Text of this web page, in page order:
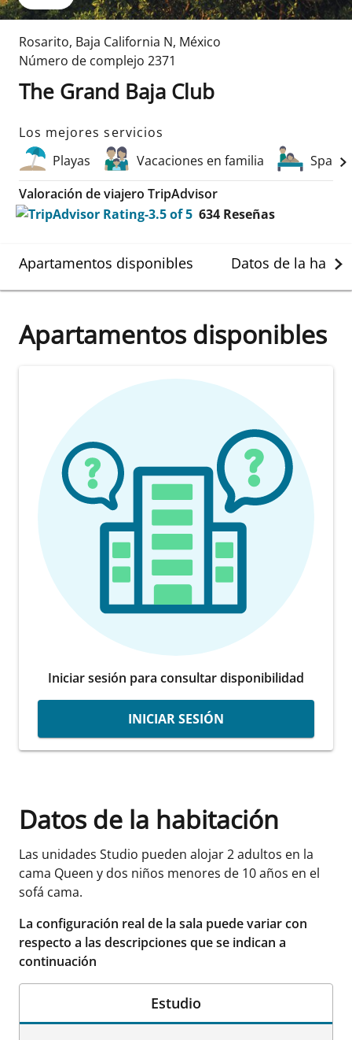
Rosarito, Baja California N, México
Número de complejo 2371
The Grand Baja Club
Los mejores servicios
Playas
Vacaciones en familia
Spa
Valoración de viajero TripAdvisor
634 Reseñas
Apartamentos disponibles Datos de la
Apartamentos disponibles
Iniciar sesión para consultar disponibilidad
INICIAR SESIÓN
Datos de la habitación
Las unidades Studio pueden alojar 2 adultos en la
cama Queen y dos niños menores de 10 años en el
sofá cama.
La configuración real de la sala puede variar con
respecto a las descripciones que se indican a
continuación
Estudio